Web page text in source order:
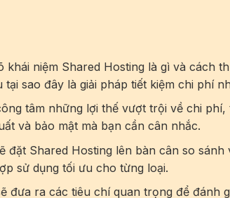
khái niệm Shared Hosting là gì và cách
sao đây là giải pháp tiết kiệm chi phí
tâm những lợi thế vượt trội về chi phí,
và bảo mật mà bạn cần cân nhắc.
đặt Shared Hosting lên bàn cân so sánh
sử dụng tối ưu cho từng loại.
đưa ra các tiêu chí quan trọng để đánh